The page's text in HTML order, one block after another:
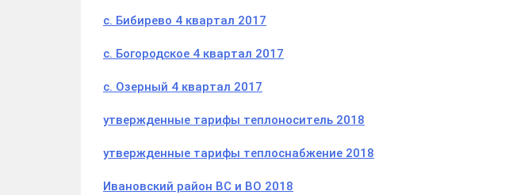
с. Бибирево 4 квартал 2017
с. Богородское 4 квартал 2017
с. Озерный 4 квартал 2017
утвержденные тарифы теплоноситель 2018
утвержденные тарифы теплоснабжение 2018
Ивановский район ВС и ВО 2018